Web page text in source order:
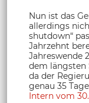
Nun ist das
allerdings
shutdown“
Jahrzehnt
Jahreswende
dem längsten
da der
genau 35
Intern vom